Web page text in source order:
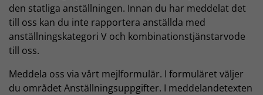
den statliga anställningen. Innan du har meddelat det
till oss kan du inte rapportera anställda med
anställningskategori V och kombinationstjänstarvode
till oss.
Meddela oss via vårt mejlformulär. I formuläret väljer
du området Anställningsuppgifter. I meddelandetexten